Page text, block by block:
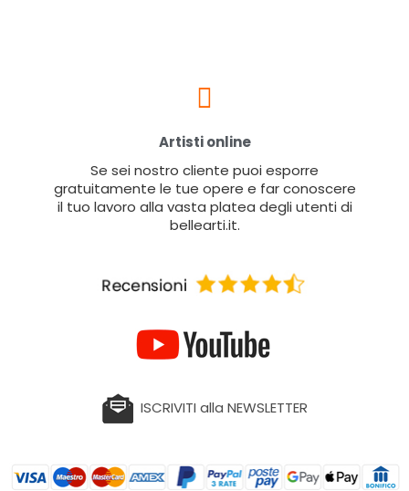
Artisti online
Se sei nostro cliente puoi esporre
gratuitamente le tue opere e far conoscere
il tuo lavoro alla vasta platea degli utenti di
bellearti.it.
ISCRIVITI alla NEWSLETTER